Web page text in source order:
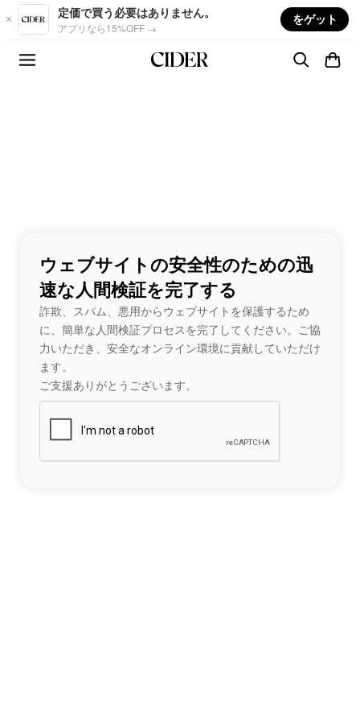
Skip to main content
定価で買う必要はありません。
アプリなら15%OFF →
をゲット
ウェブサイトの安全性のための迅
速な人間検証を完了する
詐欺、スパム、悪用からウェブサイトを保護するため
に、簡単な人間検証プロセスを完了してください。ご協
力いただき、安全なオンライン環境に貢献していただけ
ます。
ご支援ありがとうございます。